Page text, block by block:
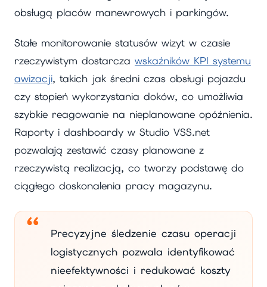
obsługą placów manewrowych i parkingów.
Stałe monitorowanie statusów wizyt w czasie
rzeczywistym dostarcza wskaźników KPI systemu
awizacji, takich jak średni czas obsługi pojazdu
czy stopień wykorzystania doków, co umożliwia
szybkie reagowanie na nieplanowane opóźnienia.
Raporty i dashboardy w Studio VSS.net
pozwalają zestawić czasy planowane z
rzeczywistą realizacją, co tworzy podstawę do
ciągłego doskonalenia pracy magazynu.
Precyzyjne śledzenie czasu operacji
logistycznych pozwala identyfikować
nieefektywności i redukować koszty